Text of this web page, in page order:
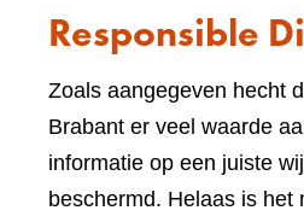
Responsible
Zoals aangegeven hecht
Brabant er veel waarde
informatie op een juiste
beschermd. Helaas is het